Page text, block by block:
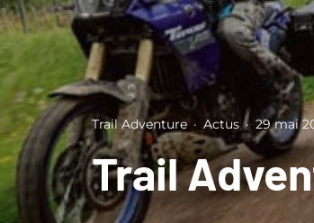
Trail Adventure · Actus · 29 mai
Trail